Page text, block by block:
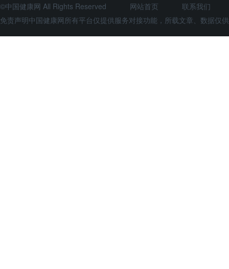
©中国健康网 All Rights Reserved 网站首页
联系我们
免责声明中国健康网所有平台仅提供服务对接功能，所载文章、数据